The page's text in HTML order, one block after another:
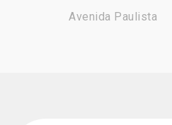
Avenida Paulista